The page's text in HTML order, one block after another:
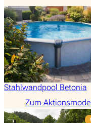
Stahlwandpool Betonia
Zum Aktionsmodell